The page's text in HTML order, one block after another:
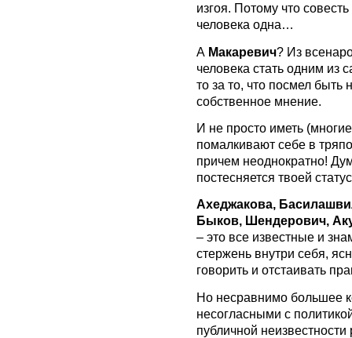
изгоя. Потому что
человека одна…
А Макаревич? Из
человека стать одним из
то за то, что посмел быть
собственное мнение.
И не просто иметь
помалкивают себе в
причем неоднократно!
постесняется твоей
Ахеджакова,
Быков, Шендерович,
– это все известные и
стержень внутри себя,
говорить и отстаивать
Но несравнимо большее
несогласными с
публичной